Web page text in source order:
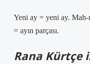
Yeni ay = yeni ay.
= ayın parçası.
Rana Kürtçe